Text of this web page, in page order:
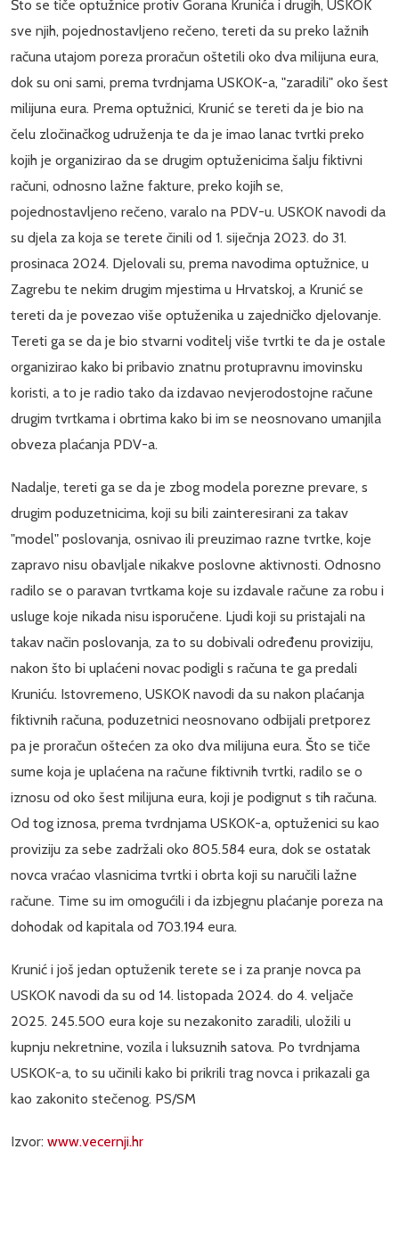
Što se tiče optužnice protiv Gorana Krunića i drugih, USKOK
sve njih, pojednostavljeno rečeno, tereti da su preko lažnih
računa utajom poreza proračun oštetili oko dva milijuna eura,
dok su oni sami, prema tvrdnjama USKOK-a, "zaradili" oko šest
milijuna eura. Prema optužnici, Krunić se tereti da je bio na
čelu zločinačkog udruženja te da je imao lanac tvrtki preko
kojih je organizirao da se drugim optuženicima šalju fiktivni
računi, odnosno lažne fakture, preko kojih se,
pojednostavljeno rečeno, varalo na PDV-u. USKOK navodi da
su djela za koja se terete činili od 1. siječnja 2023. do 31.
prosinaca 2024. Djelovali su, prema navodima optužnice, u
Zagrebu te nekim drugim mjestima u Hrvatskoj, a Krunić se
tereti da je povezao više optuženika u zajedničko djelovanje.
Tereti ga se da je bio stvarni voditelj više tvrtki te da je ostale
organizirao kako bi pribavio znatnu protupravnu imovinsku
koristi, a to je radio tako da izdavao nevjerodostojne račune
drugim tvrtkama i obrtima kako bi im se neosnovano umanjila
obveza plaćanja PDV-a.
Nadalje, tereti ga se da je zbog modela porezne prevare, s
drugim poduzetnicima, koji su bili zainteresirani za takav
"model" poslovanja, osnivao ili preuzimao razne tvrtke, koje
zapravo nisu obavljale nikakve poslovne aktivnosti. Odnosno
radilo se o paravan tvrtkama koje su izdavale račune za robu i
usluge koje nikada nisu isporučene. Ljudi koji su pristajali na
takav način poslovanja, za to su dobivali određenu proviziju,
nakon što bi uplaćeni novac podigli s računa te ga predali
Kruniću. Istovremeno, USKOK navodi da su nakon plaćanja
fiktivnih računa, poduzetnici neosnovano odbijali pretporez
pa je proračun oštećen za oko dva milijuna eura. Što se tiče
sume koja je uplaćena na račune fiktivnih tvrtki, radilo se o
iznosu od oko šest milijuna eura, koji je podignut s tih računa.
Od tog iznosa, prema tvrdnjama USKOK-a, optuženici su kao
proviziju za sebe zadržali oko 805.584 eura, dok se ostatak
novca vraćao vlasnicima tvrtki i obrta koji su naručili lažne
račune. Time su im omogućili i da izbjegnu plaćanje poreza na
dohodak od kapitala od 703.194 eura.
Krunić i još jedan optuženik terete se i za pranje novca pa
USKOK navodi da su od 14. listopada 2024. do 4. veljače
2025. 245.500 eura koje su nezakonito zaradili, uložili u
kupnju nekretnine, vozila i luksuznih satova. Po tvrdnjama
USKOK-a, to su učinili kako bi prikrili trag novca i prikazali ga
kao zakonito stečenog. PS/SM
Izvor: www.vecernji.hr